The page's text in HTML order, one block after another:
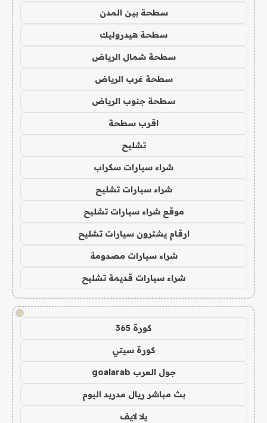
سطحة بين المدن
سطحة هيدروليك
سطحة شمال الرياض
سطحة غرب الرياض
سطحة جنوب الرياض
اقرب سطحة
تشليح
شراء سيارات سكراب
شراء سيارات تشليح
موقع شراء سيارات تشليح
ارقام يشترون سيارات تشليح
شراء سيارات مصدومة
شراء سيارات قديمة تشليح
!
كورة 365
كورة سيتي
جول العرب goalarab
بث مباشر ريال مدريد اليوم
يلا لايف